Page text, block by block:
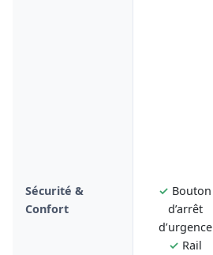
Sécurité &
Confort
✓ Bouton
d’arrêt
d’urgence
✓ Rail